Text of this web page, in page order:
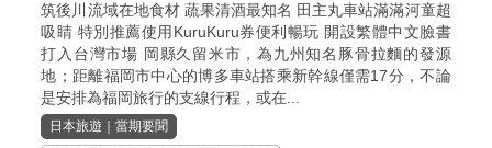
筑後川流域在地食材 蔬果清酒最知名 田主丸車站滿滿河童超
吸睛 特別推薦使用KuruKuru券便利暢玩 開設繁體中文臉書
打入台灣市場 岡縣久留米市，為九州知名豚骨拉麵的發源
地；距離福岡市中心的博多車站搭乘新幹線僅需17分，不論
是安排為福岡旅行的支線行程，或在...
日本旅遊 ｜當期要聞